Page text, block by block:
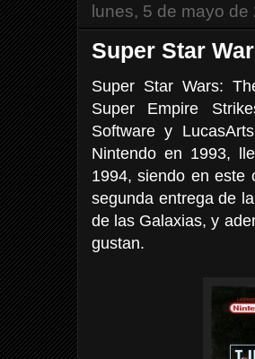
lunes, 5 de mayo de
Super Star
Super Star Wars:
Super Empire
Software y
Nintendo en 1993,
1994, siendo en este
segunda entrega de
de las Galaxias, y
gustan.